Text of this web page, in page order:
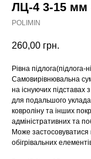
ЛЦ-4 3-15 мм
POLIMIN
260,00 грн.
Рівна підлога(підлога-
Самовирівнювальна
на існуючих
для подальшого
ковроліну та інших
адміністративних та
Може застосовуватися
обігрівальних